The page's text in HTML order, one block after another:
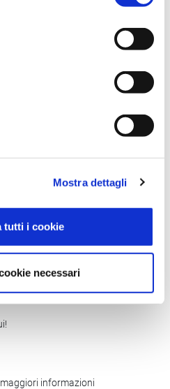
Mostra dettagli
tutti i cookie
necessari
crediti sono accessibili dalla
informazioni